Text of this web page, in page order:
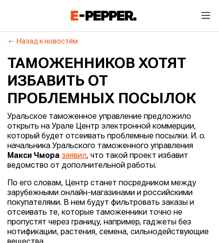
Назад к новостям
ТАМОЖЕННИКОВ ХОТЯТ
ИЗБАВИТЬ ОТ
ПРОБЛЕМНЫХ ПОСЫЛОК
Уральское таможенное управление предложило
открыть на Урале Центр электронной коммерции,
который будет отсеивать проблемные посылки. И. о.
начальника Уральского таможенного управления
Макси Чмора заявил, что такой проект избавит
ведомство от дополнительной работы.
По его словам, Центр станет посредником между
зарубежными онлайн-магазинами и российскими
покупателями. В нем будут фильтровать заказы и
отсеивать те, которые таможенники точно не
пропустят через границу, например, гаджеты без
нотификации, растения, семена, сильнодействующие